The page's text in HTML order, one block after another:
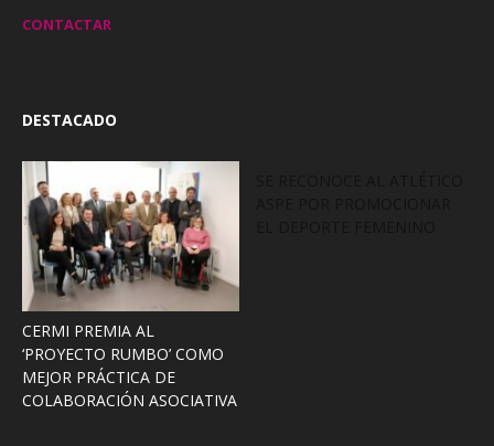
CONTACTAR
DESTACADO
CERMI PREMIA AL
‘PROYECTO RUMBO’ COMO
MEJOR PRÁCTICA DE
COLABORACIÓN ASOCIATIVA